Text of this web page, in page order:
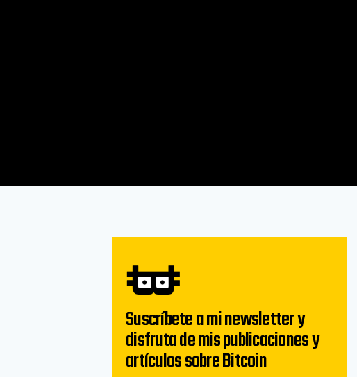
Suscríbete a mi newsletter y
disfruta de mis publicaciones y
artículos sobre Bitcoin